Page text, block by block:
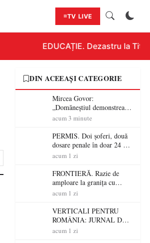
TV LIVE
EDUCAȚIE. Dezastru la
DIN ACEEAȘI CATEGORIE
Mircea Govor:
„Domăneștiul demonstrează
că tradiția, credința și
comunități puternice”
acum 3 minute
PERMIS. Doi șoferi, două
dosare penale în doar 24 de
ore la Petea! Unul avea
nu a avut niciodată permis
acum 1 zi
FRONTIERĂ. Razie de
amploare la granița cu
Ungaria! 800 de persoane și
verificate
acum 1 zi
VERTICALI PENTRU
ROMÂNIA: JURNAL DE
CĂLĂTORIE FIJET
acum 1 zi